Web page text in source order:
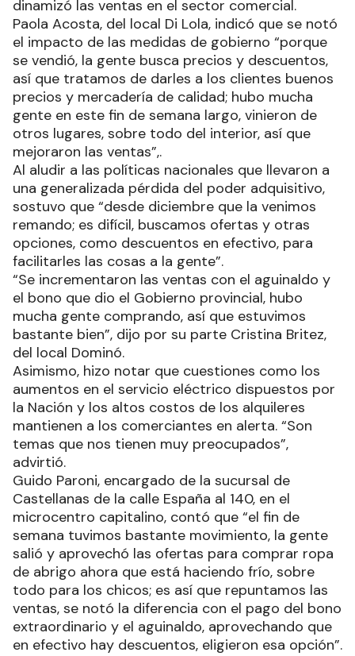
dinamizó las ventas en el sector comercial.
Paola Acosta, del local Di Lola, indicó que se notó
el impacto de las medidas de gobierno “porque
se vendió, la gente busca precios y descuentos,
así que tratamos de darles a los clientes buenos
precios y mercadería de calidad; hubo mucha
gente en este fin de semana largo, vinieron de
otros lugares, sobre todo del interior, así que
mejoraron las ventas”,.
Al aludir a las políticas nacionales que llevaron a
una generalizada pérdida del poder adquisitivo,
sostuvo que “desde diciembre que la venimos
remando; es difícil, buscamos ofertas y otras
opciones, como descuentos en efectivo, para
facilitarles las cosas a la gente”.
“Se incrementaron las ventas con el aguinaldo y
el bono que dio el Gobierno provincial, hubo
mucha gente comprando, así que estuvimos
bastante bien”, dijo por su parte Cristina Britez,
del local Dominó.
Asimismo, hizo notar que cuestiones como los
aumentos en el servicio eléctrico dispuestos por
la Nación y los altos costos de los alquileres
mantienen a los comerciantes en alerta. “Son
temas que nos tienen muy preocupados”,
advirtió.
Guido Paroni, encargado de la sucursal de
Castellanas de la calle España al 140, en el
microcentro capitalino, contó que “el fin de
semana tuvimos bastante movimiento, la gente
salió y aprovechó las ofertas para comprar ropa
de abrigo ahora que está haciendo frío, sobre
todo para los chicos; es así que repuntamos las
ventas, se notó la diferencia con el pago del bono
extraordinario y el aguinaldo, aprovechando que
en efectivo hay descuentos, eligieron esa opción”.